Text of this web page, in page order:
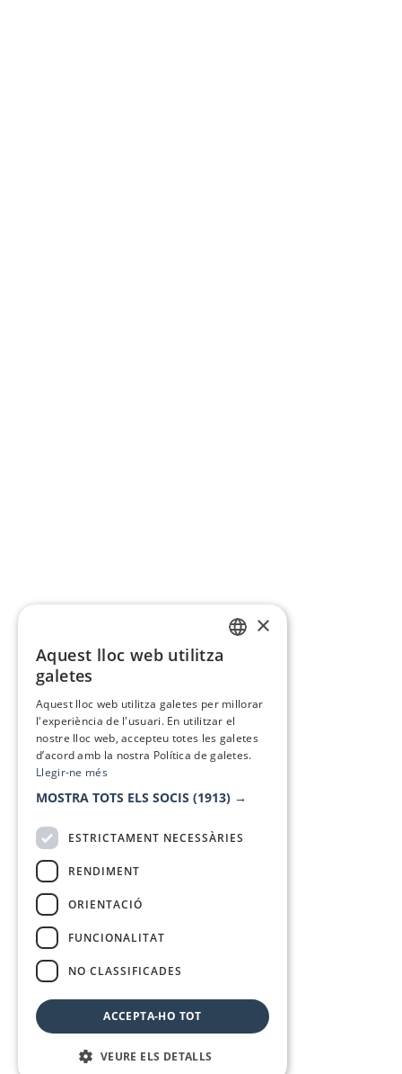
×
Aquest lloc web utilitza
galetes
Aquest lloc web utilitza galetes per millorar
l'experiència de l'usuari. En utilitzar el
nostre lloc web, accepteu totes les galetes
d’acord amb la nostra Política de galetes.
Llegir-ne més
MOSTRA TOTS ELS SOCIS (1913) →
ESTRICTAMENT NECESSÀRIES
RENDIMENT
ORIENTACIÓ
FUNCIONALITAT
NO CLASSIFICADES
ACCEPTA-HO TOT
VEURE ELS DETALLS